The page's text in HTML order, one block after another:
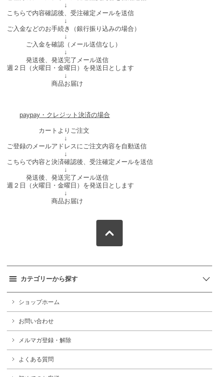
↓
こちらで内容確認後、受注確定メールを送信
↓
ご入金などのお手続き（銀行振り込みの場合）
↓
ご入金を確認（メール送信なし）
↓
発送後、発送完了メール送信
週２日（火曜日・金曜日）を発送日とします
↓
商品お届け
paypay・クレジット決済の場合
カートよりご注文
↓
ご登録のメールアドレスにご注文内容を自動送信
↓
こちらで内容と決済確認後、受注確定メールを送信
↓
発送後、発送完了メール送信
週２日（火曜日・金曜日）を発送日とします
↓
商品お届け
カテゴリーから探す
ショップホーム
お問い合わせ
メルマガ登録・解除
よくある質問